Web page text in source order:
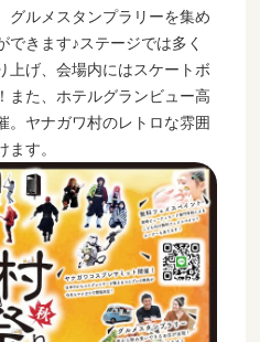
グルメスタンプラリーを集め
できます♪ステージでは多く
上げ、会場内にはスケートボ
また、ホテルグランビュー高
。ヤナガワ村のレトロな雰囲
す。